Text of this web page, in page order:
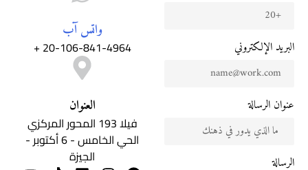
البريد الإلكتروني
عنوان الرسالة
الرسالة
واتس آب
20-106-841-4964 +
العنوان
فيلا 193 المحور المركزي
الحي الخامس - 6 أكتوبر -
الجيزة